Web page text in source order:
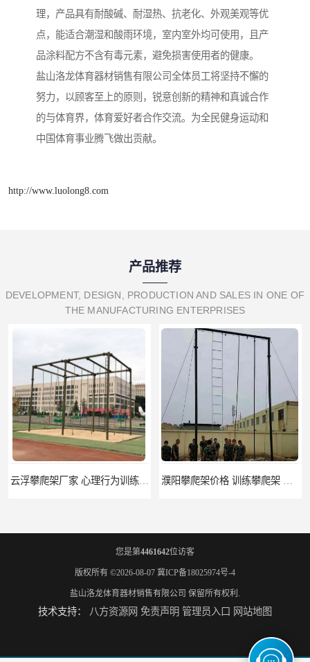
理，产品具有耐酸碱、耐湿热、抗老化、外观美观等优
点，能适合潮湿和酸雨环境，室内室外均可使用，且产
品涂料配方不含有毒元素，避免损害使用者的健康。
盐山洛龙体育器材销售有限公司全体员工将坚持不懈的
努力，以顾客至上的原则，锐意创新的精神和真诚合作
的与体育界，体育爱好者合作交流。为全民健身运动和
中国体育事业腾飞做出贡献。
http://www.luolong8.com
产品推荐
DEVELOPMENT, DESIGN, PRODUCTION AND SALES IN ONE OF
THE MANUFACTURING ENTERPRISES
宁德攀爬架参数 爬绳架 量大优惠 荆州攀爬架生产厂家 三合一攀登架 定做加工
您是第4461642位访客
版权所有 ©2026-08-07 冀ICP备18025974号-4
盐山洛龙体育器材销售有限公司 保留所有权利.
技术支持： 八方资源网 免责声明 管理员入口 网站地图